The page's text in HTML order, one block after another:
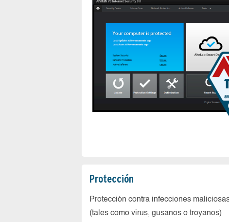
Protección
Protección contra infecciones
(tales como virus, gusanos o troyanos)